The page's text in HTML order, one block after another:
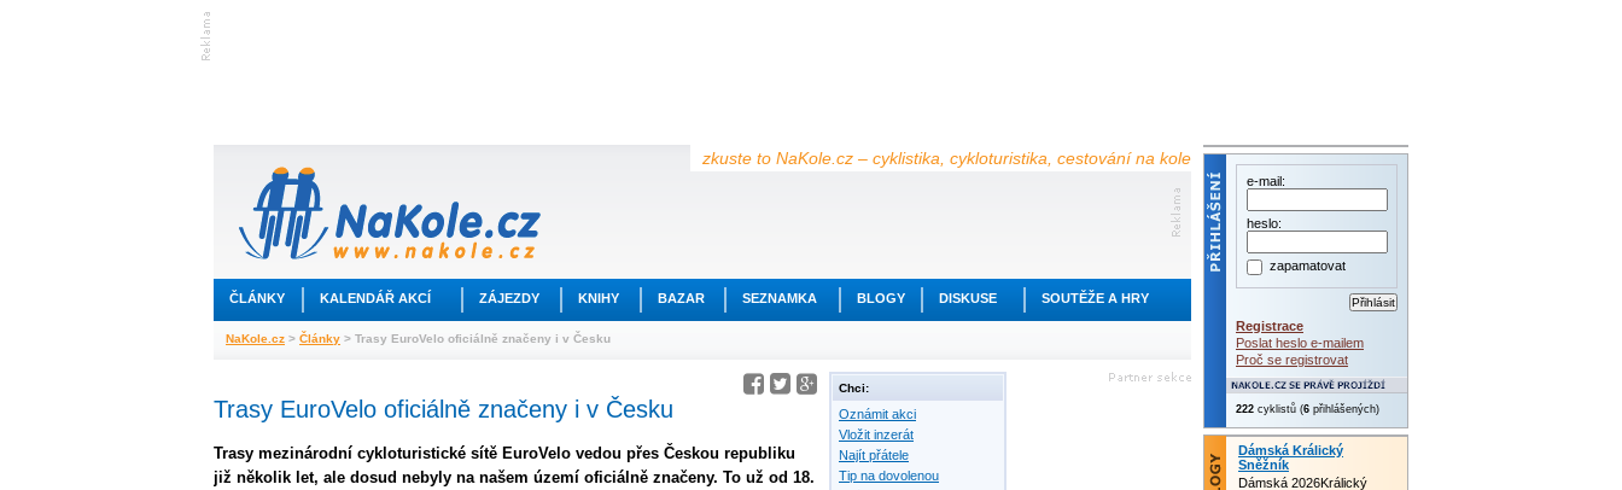
zkuste to NaKole.cz – cyklistika, cykloturistika, cestování na kole
ČLÁNKY KALENDÁŘ AKCÍ ZÁJEZDY KNIHY BAZAR SEZNAMKA BLOGY DISKUSE SOUTĚŽE A HRY
NaKole.cz > Články > Trasy EuroVelo oficiálně značeny i v Česku
Trasy EuroVelo oficiálně značeny i v Česku
Trasy mezinárodní cykloturistické sítě EuroVelo vedou přes Českou republiku
již několik let, ale dosud nebyly na našem území oficiálně značeny. To už od 18.
Chci:
Oznámit akci
Vložit inzerát
Najít přátele
Tip na dovolenou
e-mail:
heslo:
zapamatovat
Registrace
Poslat heslo e-mailem
Proč se registrovat
222 cyklistů (6 přihlášených)
Dámská Králický
Sněžník
Dámská 2026Králický